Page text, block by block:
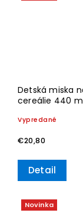
Detská miska
cereálie 440 ml
Boch
Vypredané
€20,80
Detail
Novinka